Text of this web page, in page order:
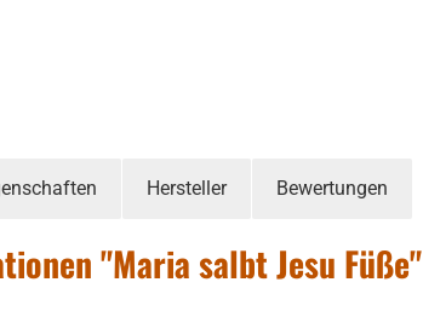
Hersteller Bewertungen
"Maria salbt Jesu Füße"